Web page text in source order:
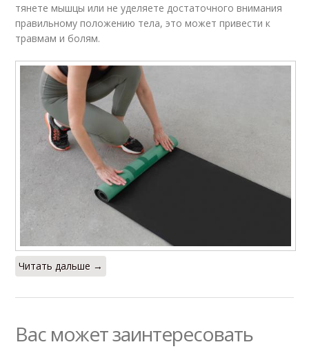
тянете мышцы или не уделяете достаточного внимания
правильному положению тела, это может привести к
травмам и болям.
Читать дальше →
Вас может заинтересовать